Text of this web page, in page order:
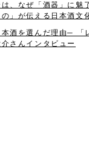
、なぜ「酒器」に魅
」が伝える日本酒文
酒を選んだ理由─ 「
さんインタビュー